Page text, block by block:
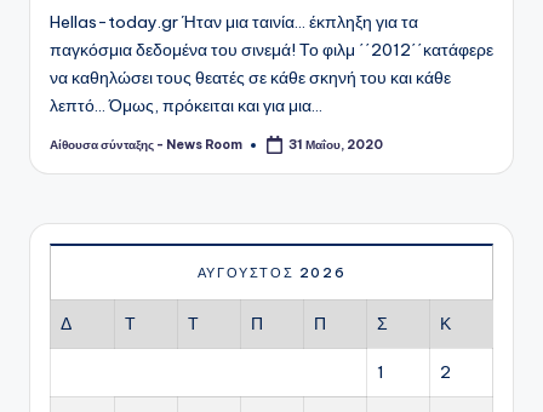
Hellas-today.gr Ήταν μια ταινία... έκπληξη για τα
παγκόσμια δεδομένα του σινεμά! Το φιλμ ΄΄2012΄΄κατάφερε
να καθηλώσει τους θεατές σε κάθε σκηνή του και κάθε
λεπτό... Όμως, πρόκειται και για μια…
Συγγραφέας:
Αίθουσα σύνταξης - News Room 31 Μαΐου, 2020
ΑΎΓΟΥΣΤΟΣ 2026
Δ Τ Τ Π Π Σ Κ
1 2